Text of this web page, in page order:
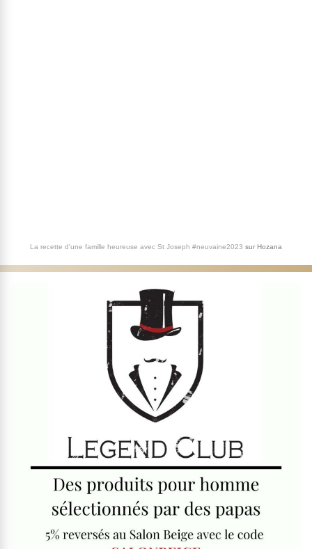
La recette d'une famille heureuse avec St Joseph #neuvaine2023 sur Hozana